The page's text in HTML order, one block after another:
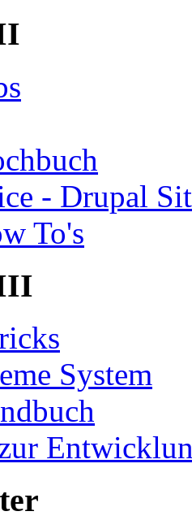
- Drupal
To's
System